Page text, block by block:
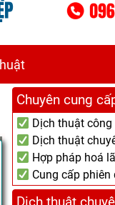
Chuyên cung
Dịch thuật
Dịch thuật
Hợp pháp hoá
Cung cấp